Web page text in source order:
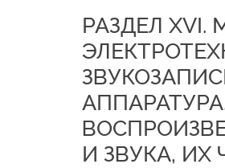
РАЗДЕЛ
И ЗВУКА,